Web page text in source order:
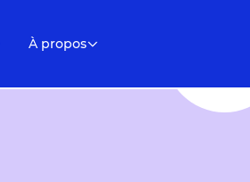
À propos